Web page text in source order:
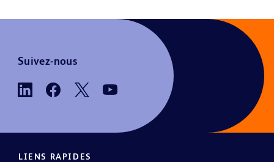
Suivez-nous
LIENS RAPIDES